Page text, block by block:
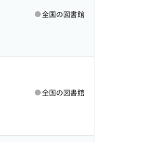
全国の図書館
全国の図書館